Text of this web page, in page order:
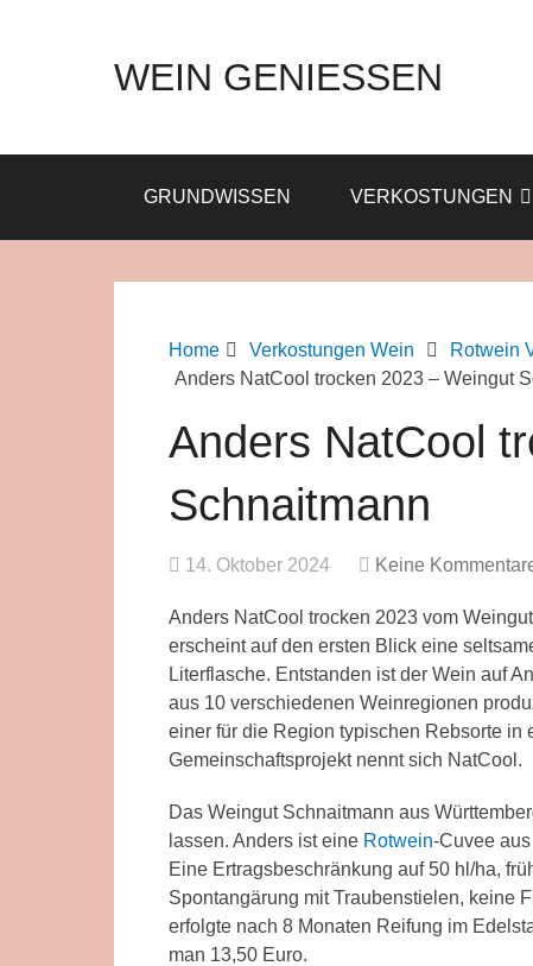
WEIN GENIESSEN
GRUNDWISSEN VERKOSTUNGEN
Home Verkostungen Wein
Rotwein
Anders NatCool trocken 2023 – Weingut
Anders NatCool
Schnaitmann
14. Oktober 2024 Keine
Anders NatCool trocken 2023 vom
erscheint auf den ersten Blick eine
Literflasche. Entstanden ist der Wein auf
aus 10 verschiedenen Weinregionen
einer für die Region typischen Rebsorte
Gemeinschaftsprojekt nennt sich NatCool.
Das Weingut Schnaitmann aus
lassen. Anders ist eine Rotwein-Cuvee
Eine Ertragsbeschränkung auf 50 hl/ha,
Spontangärung mit Traubenstielen, keine
erfolgte nach 8 Monaten Reifung im
man 13,50 Euro.